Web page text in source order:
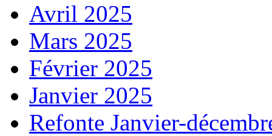
Avril 2025
Mars 2025
Février 2025
Janvier 2025
Refonte Janvier-